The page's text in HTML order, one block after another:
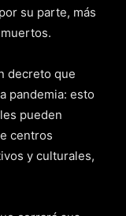
su parte, más
decreto que
pandemia: esto
pueden
centros
y culturales,